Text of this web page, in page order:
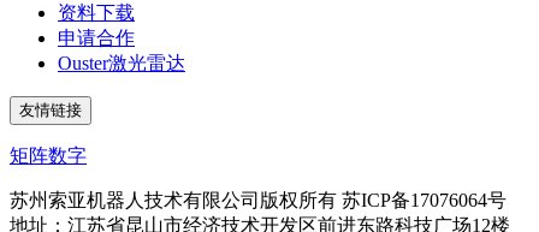
资料下载
申请合作
Ouster激光雷达
友情链接
矩阵数字
苏州索亚机器人技术有限公司版权所有 苏ICP备17076064号
地址：江苏省昆山市经济技术开发区前进东路科技广场12楼